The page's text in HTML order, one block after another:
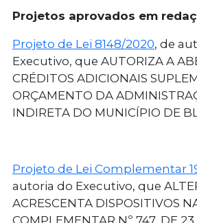
Projetos aprovados em
Projeto de Lei 8148/2020, de
Executivo, que AUTORIZA A
CRÉDITOS ADICIONAIS
ORÇAMENTO DA
INDIRETA DO MUNICÍPIO DE
Projeto de Lei Complementar
autoria do Executivo, que
ACRESCENTA DISPOSITIVOS